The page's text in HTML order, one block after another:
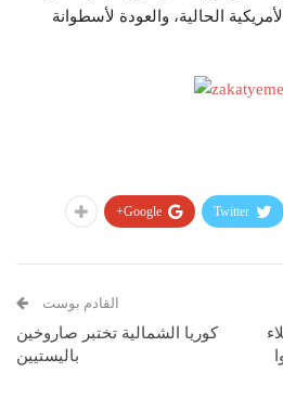
الحالية، والعودة لأسطوانة
Twitter
Google+
القادم بوست
كوريا الشمالية تختبر صاروخين
باليستيين